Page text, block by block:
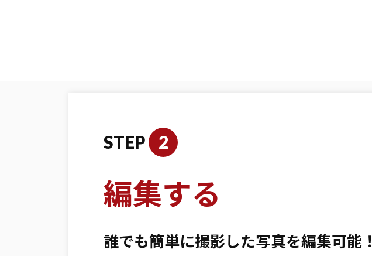
STEP 2
編集する
誰でも簡単に撮影した写真を編集可能！